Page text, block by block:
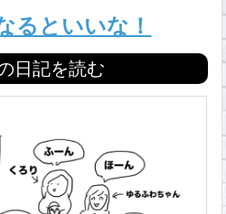
るといいな！
日記を読む